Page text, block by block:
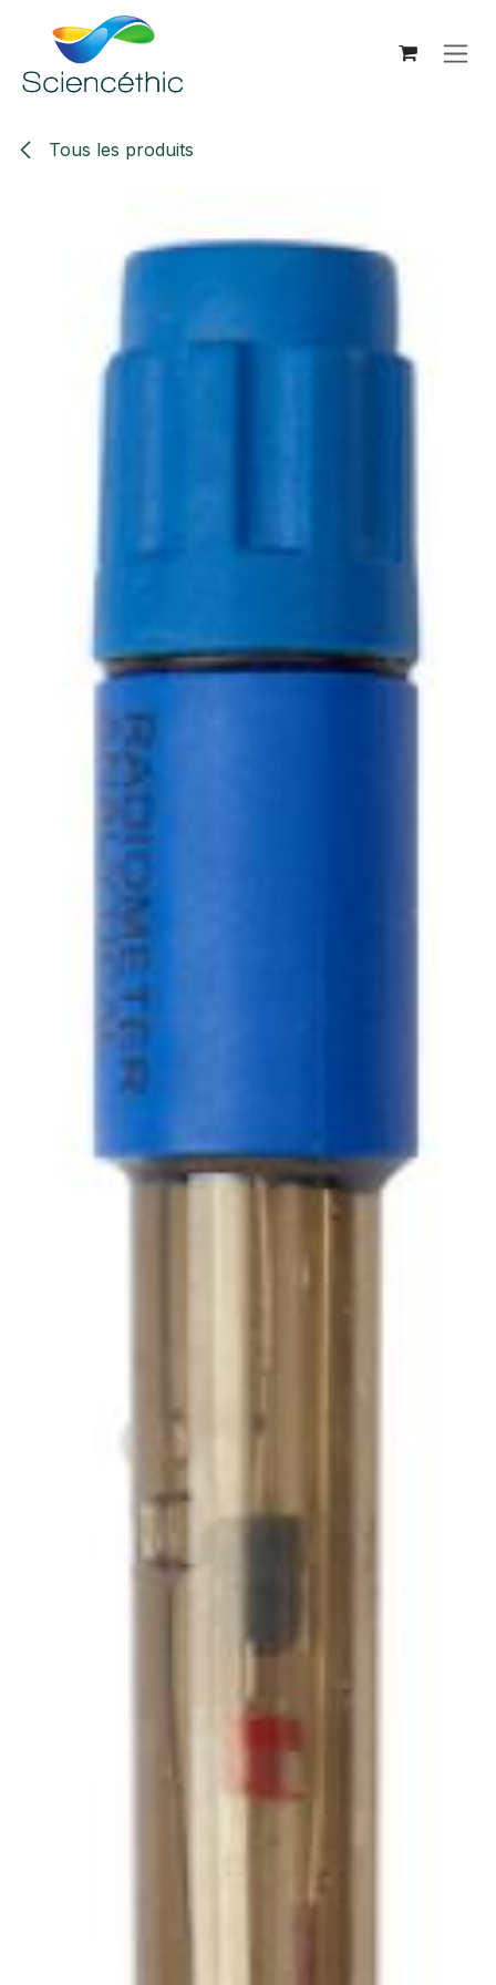
Se rendre au contenu
Tous les produits